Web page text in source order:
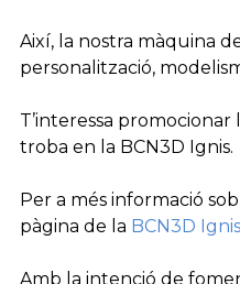
Així, la nostra màquina
personalització,
T’interessa
troba en la BCN3D Ignis.
Per a més informació
pàgina de la BCN3D
Amb la intenció de